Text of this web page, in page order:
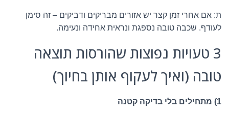
ת: אם אחרי זמן קצר יש אזורים מבריקים ודביקים – זה סימן
לעודף. שכבה טובה נספגת ונראית אחידה ונעימה.
3 טעויות נפוצות שהורסות תוצאה
טובה (ואיך לעקוף אותן בחיוך)
1) מתחילים בלי בדיקה קטנה